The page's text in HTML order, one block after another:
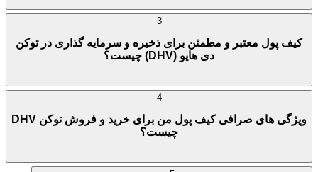
کیف پول معتبر و مطمئن برای ذخیره و سرمایه گذاری در توکن
دی هایو (DHV) چیست؟
ویژگی های صرافی کیف پول من برای خرید و فروش توکن DHV
چیست؟